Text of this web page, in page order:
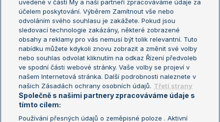
US Open
Turnaj mistrů
Turnaj mistryň
Aktualní trendy
Fotbalové přestupy
Livesport Daily
LS Prague Open
uvedené v části My a naši partneři zpracováváme údaje za
účelem poskytování. Výběrem Zamítnout vše nebo
odvoláním svého souhlasu je zakážete. Pokud jsou
sledovací technologie zakázány, některé zobrazené
obsahy a reklamy pro vás nemusí být tolik relevantní. Tuto
nabídku můžete kdykoli znovu zobrazit a změnit své volby
nebo souhlas odvolat kliknutím na odkaz Řízení předvoleb
ve spodní části webové stránky. Vaše volby se projeví v
našem Internetová stránka. Další podrobnosti naleznete v
našich Zásadách ochrany osobních údajů. Třetí strany
Společně s našimi partnery zpracováváme údaje s
tímto cílem:
Používání přesných údajů o zeměpisné poloze . Aktivní